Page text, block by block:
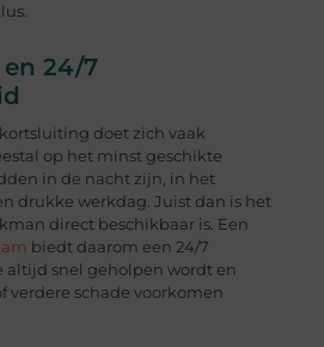
24/7
doet zich vaak
op het minst geschikte
in de nacht zijn, in het
drukke werkdag. Juist dan is het
direct beschikbaar is. Een
biedt daarom een 24/7
altijd snel geholpen wordt en
verdere schade voorkomen